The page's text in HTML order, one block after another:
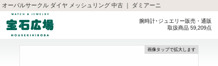
オーバルサークル ダイヤ メッシュリング 中古 ｜ ダミアーニ
腕時計･ジュエリー販売・通販
取扱商品 59,209点
画像タップで拡大します